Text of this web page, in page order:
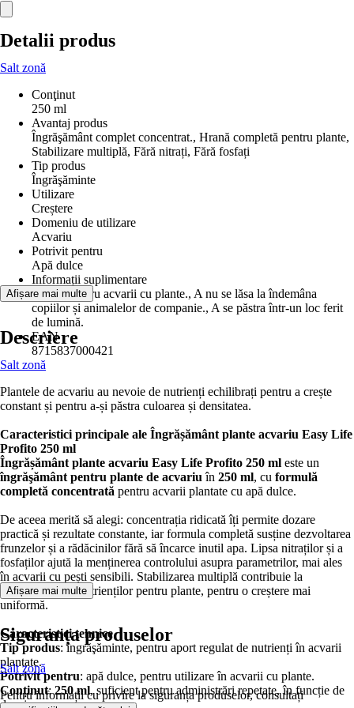
Detalii produs
Salt zonă
Conţinut
250 ml
Avantaj produs
Îngrăşământ complet concentrat., Hrană completă pentru plante,
Stabilizare multiplă, Fără nitrați, Fără fosfați
Tip produs
Îngrăşăminte
Utilizare
Creștere
Domeniu de utilizare
Acvariu
Potrivit pentru
Apă dulce
Informații suplimentare
Numai pentru acvarii cu plante., A nu se lăsa la îndemâna
copiilor și animalelor de companie., A se păstra într-un loc ferit
de lumină.
EAN
8715837000421
Afișare mai multe
Descriere
Salt zonă
Plantele de acvariu au nevoie de nutrienți echilibrați pentru a crește
constant și pentru a-și păstra culoarea și densitatea.
Caracteristici principale ale Îngrășământ plante acvariu Easy Life
Profito 250 ml
Îngrășământ plante acvariu Easy Life Profito 250 ml este un
îngrăşământ pentru plante de acvariu în 250 ml, cu formulă
completă concentrată pentru acvarii plantate cu apă dulce.
De aceea merită să alegi: concentrația ridicată îți permite dozare
practică și rezultate constante, iar formula completă susține dezvoltarea
frunzelor și a rădăcinilor fără să încarce inutil apa. Lipsa nitraților și a
fosfaților ajută la menținerea controlului asupra parametrilor, mai ales
în acvarii cu pești sensibili. Stabilizarea multiplă contribuie la
disponibilitatea nutrienților pentru plante, pentru o creștere mai
uniformă.
Caracteristici tehnice
Tip produs: îngrăşăminte, pentru aport regulat de nutrienți în acvarii
plantate.
Potrivit pentru: apă dulce, pentru utilizare în acvarii cu plante.
Conținut:250 ml, suficient pentru administrări repetate, în funcție de
dozaj.
Afișare mai multe
Siguranța produselor
Salt zonă
Pentru informații cu privire la siguranța produselor, consultați